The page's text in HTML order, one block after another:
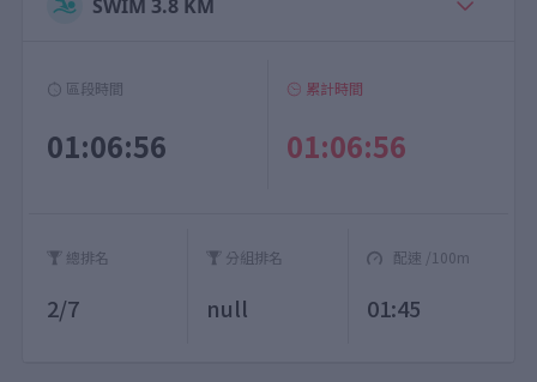
SWIM 3.8 KM
區段時間
01:06:56
累計時間
01:06:56
總排名
2/7
分組排名
null
配速 /100m
01:45